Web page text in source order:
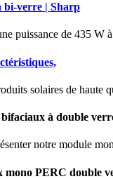
bi-verre | Sharp
puissance de 435
solaires de haute
à double
notre module
mono PERC double